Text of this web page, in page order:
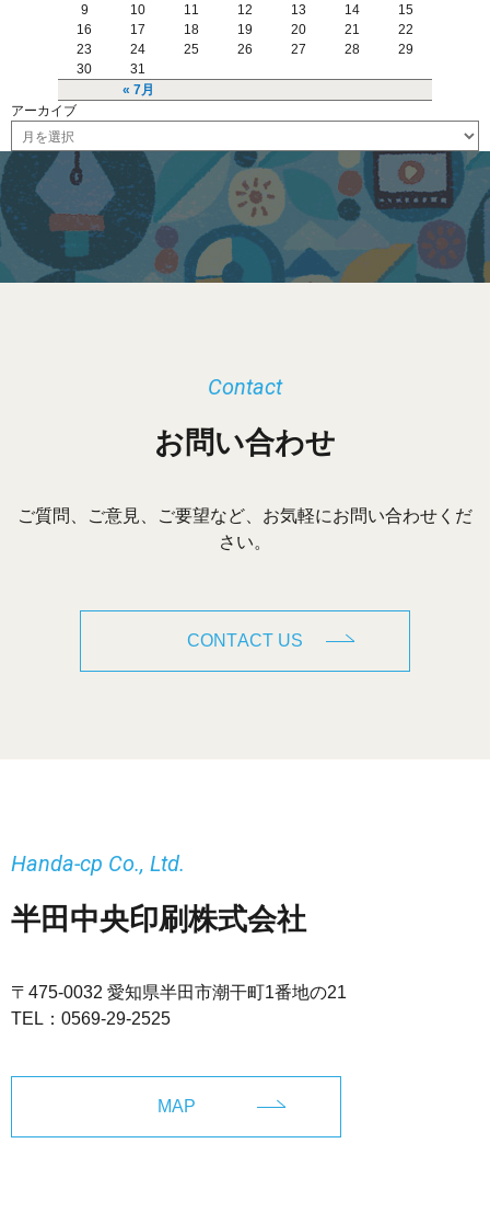
« 7月
9
10 11 12 13 14
15
16
17 18 19 20 21
22
23
24 25 26 27 28
29
30
31
アーカイブ
ー
ブ
お問い合わせ
Contact
ご質問、ご意見、ご要望など、お気軽にお問い合わせくだ
さい。
CONTACT US
半田中央印刷株式会社
Handa-cp Co., Ltd.
〒475-0032 愛知県半田市潮干町1番地の21
TEL： 0569-29-2525
MAP